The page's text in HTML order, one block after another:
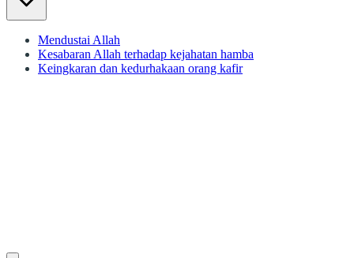
Mendustai Allah
Kesabaran Allah terhadap kejahatan hamba
Keingkaran dan kedurhakaan orang kafir